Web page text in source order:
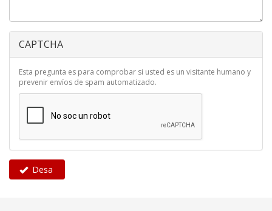
CAPTCHA
Esta pregunta es para comprobar si usted es un visitante humano y
prevenir envíos de spam automatizado.
Desa